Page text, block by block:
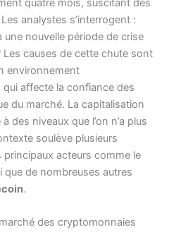
quatre mois, suscitant des
analystes s’interrogent :
nouvelle période de crise
causes de cette chute sont
environnement
affecte la confiance des
du marché. La capitalisation
des niveaux que l’on n’a plus
soulève plusieurs
acteurs comme le
que de nombreuses autres
.
des cryptomonnaies